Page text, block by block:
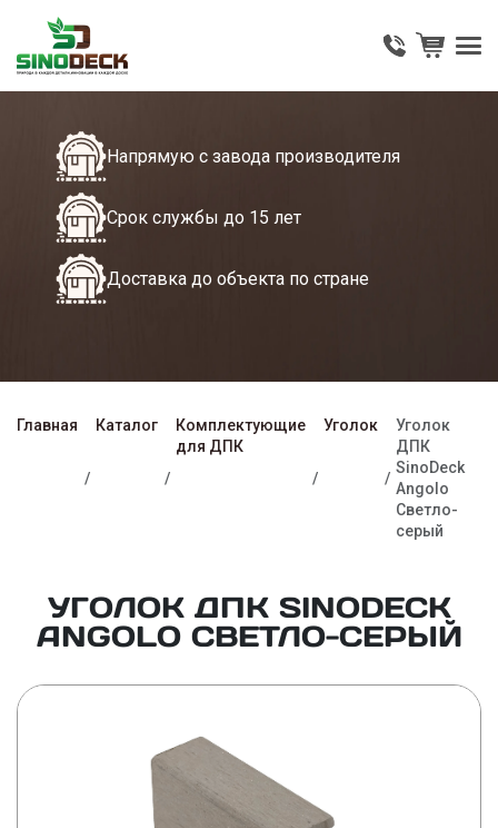
Напрямую с завода производителя
Срок службы до 15 лет
Доставка до объекта по стране
Главная Каталог
Комплектующие
для ДПК
Уголок
Уголок
ДПК
SinoDeck
Angolo
Светло-
серый
УГОЛОК ДПК SINODECK
ANGOLO СВЕТЛО-СЕРЫЙ